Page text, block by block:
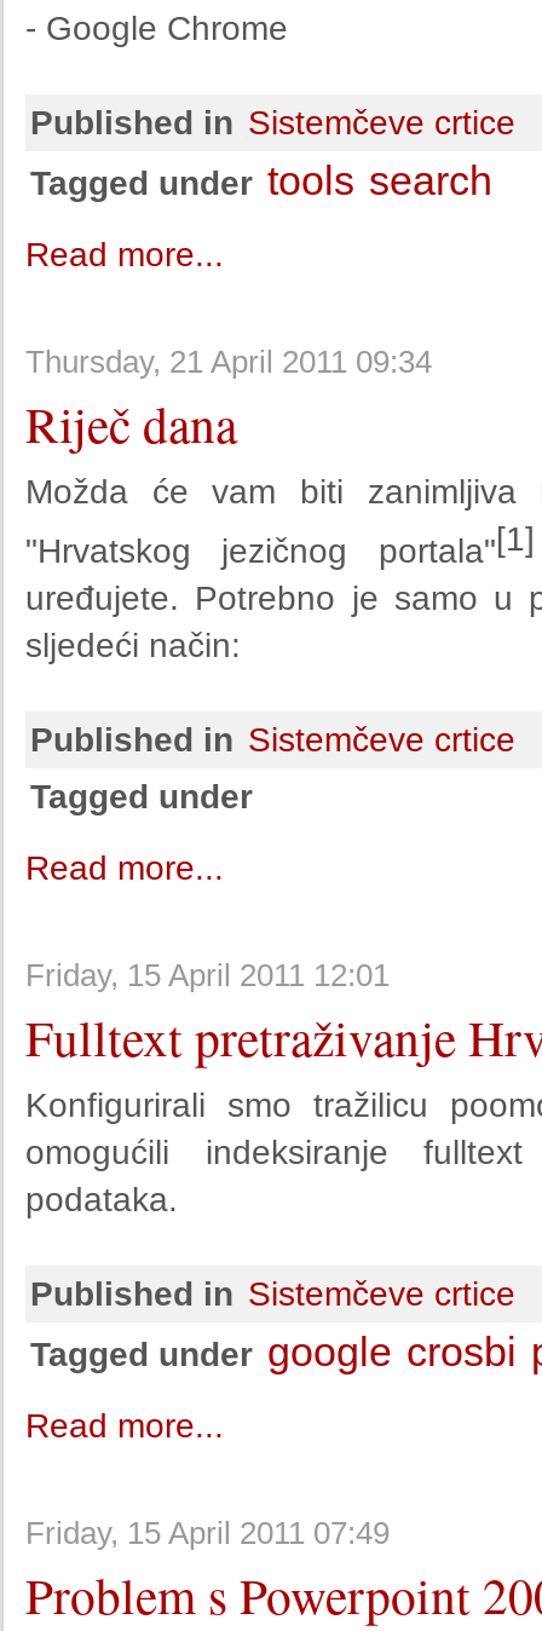
- Google Chrome
Published in Sistemčeve crtice
Tagged under tools search
Read more...
Thursday, 21 April 2011 09:34
Riječ dana
Možda će vam biti zanimljiva
"Hrvatskog jezičnog portala"[1]
uređujete. Potrebno je samo u
sljedeći način:
Published in Sistemčeve crtice
Tagged under
Read more...
Friday, 15 April 2011 12:01
Fulltext pretraživanje
Konfigurirali smo tražilicu
omogućili indeksiranje
podataka.
Published in Sistemčeve crtice
Tagged under google crosbi
Read more...
Friday, 15 April 2011 07:49
Problem s Powerpoint